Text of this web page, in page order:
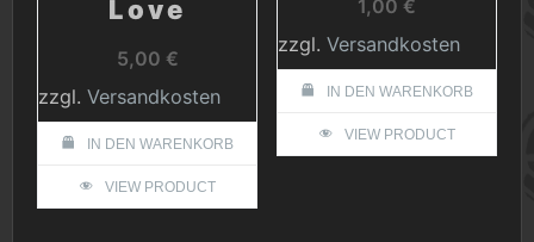
Love
5,00 €
zzgl. Versandkosten
IN DEN WARENKORB
VIEW PRODUCT
1,00 €
zzgl. Versandkosten
IN DEN WARENKORB
VIEW PRODUCT